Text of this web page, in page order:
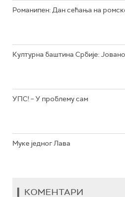
Романипен: Дан сећања на
Културна баштина Србије:
УПС! – У проблему сам
Муке једног Лава
КОМЕНТАРИ